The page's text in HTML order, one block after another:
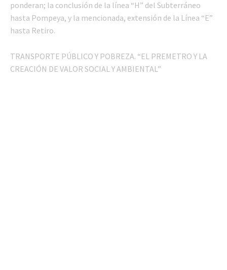
ponderan; la conclusión de la línea “H” del Subterráneo
hasta Pompeya, y la mencionada, extensión de la Línea “E”
hasta Retiro.
TRANSPORTE PÚBLICO Y POBREZA. “EL PREMETRO Y LA
CREACIÓN DE VALOR SOCIAL Y AMBIENTAL”